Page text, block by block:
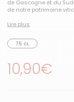
de Gascogne et du
de notre patrimoine
Lire plus
75 cL
Prix régulier
10,90€